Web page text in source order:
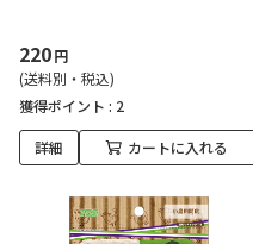
220円
(送料別・税込)
獲得ポイント : 2
詳細 カートに入れる